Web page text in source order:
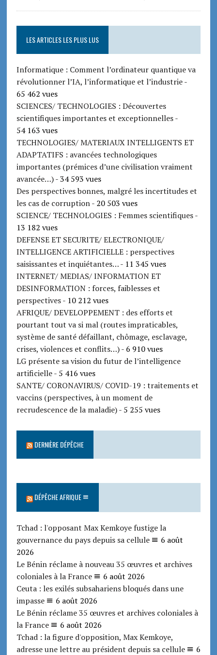
LES ARTICLES LES PLUS LUS
Informatique : Comment l’ordinateur quantique va
révolutionner l’IA, l’informatique et l’industrie-
65 462 vues
SCIENCES/ TECHNOLOGIES : Découvertes
scientifiques importantes et exceptionnelles-
54 163 vues
TECHNOLOGIES/ MATERIAUX INTELLIGENTS ET
ADAPTATIFS : avancées technologiques
importantes (prémices d’une civilisation vraiment
avancée…)- 34 593 vues
Des perspectives bonnes, malgré les incertitudes et
les cas de corruption- 20 503 vues
SCIENCE/ TECHNOLOGIES : Femmes scientifiques-
13 182 vues
DEFENSE ET SECURITE/ ELECTRONIQUE/
INTELLIGENCE ARTIFICIELLE : perspectives
saisissantes et inquiétantes…- 11 345 vues
INTERNET/ MEDIAS/ INFORMATION ET
DESINFORMATION : forces, faiblesses et
perspectives- 10 212 vues
AFRIQUE/ DEVELOPPEMENT : des efforts et
pourtant tout va si mal (routes impraticables,
système de santé défaillant, chômage, esclavage,
crises, violences et conflits…)- 6 910 vues
LG présente sa vision du futur de l’intelligence
artificielle- 5 416 vues
SANTE/ CORONAVIRUS/ COVID-19 : traitements et
vaccins (perspectives, à un moment de
recrudescence de la maladie)- 5 255 vues
DERNIÈRE DÉPÊCHE
DÉPÊCHE AFRIQUE
Tchad : l'opposant Max Kemkoye fustige la
gouvernance du pays depuis sa cellule
6 août
2026
Le Bénin réclame à nouveau 35 œuvres et archives
coloniales à la France
6 août 2026
Ceuta : les exilés subsahariens bloqués dans une
impasse
6 août 2026
Le Bénin réclame 35 œuvres et archives coloniales à
la France
6 août 2026
Tchad : la figure d'opposition, Max Kemkoye,
adresse une lettre au président depuis sa cellule
6